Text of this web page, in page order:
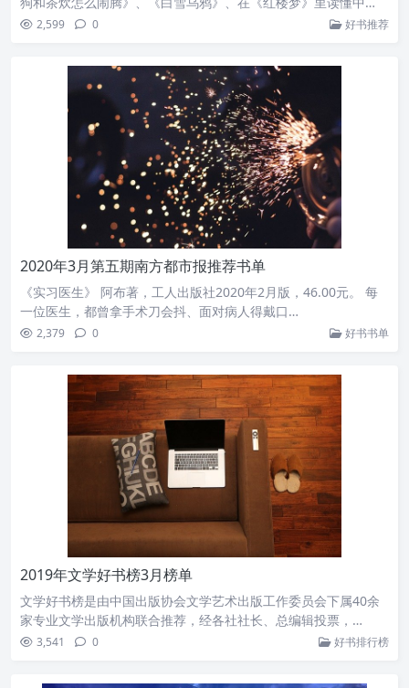
国、《战“疫”之歌》、《北野武的深夜物语》。
2,599 0 好书推荐
2020年3月第五期南方都市报推荐书单
《实习医生》 阿布著，工人出版社2020年2月版，46.00元。 每
一位医生，都曾拿手术刀会抖、面对病人得戴口…
2,379 0 好书书单
2019年文学好书榜3月榜单
文学好书榜是由中国出版协会文学艺术出版工作委员会下属40余
家专业文学出版机构联合推荐，经各社社长、总编辑投票，…
3,541 0 好书排行榜